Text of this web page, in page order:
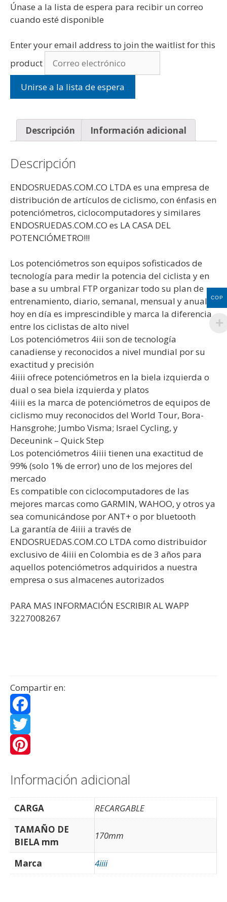
Únase a la lista de espera para recibir un correo
cuando esté disponible
Enter your email address to join the waitlist for this
product
Unirse a la lista de espera
Descripción Información adicional
Descripción
ENDOSRUEDAS.COM.CO LTDA es una empresa de
distribución de artículos de ciclismo, con énfasis en
potenciómetros, ciclocomputadores y similares
ENDOSRUEDAS.COM.CO es LA CASA DEL
POTENCIÓMETRO!!!
Los potenciómetros son equipos sofisticados de
tecnología para medir la potencia del ciclista y en
base a su umbral FTP organizar todo su plan de
entrenamiento, diario, semanal, mensual y anual,
hoy en día es imprescindible y marca la diferencia
entre los ciclistas de alto nivel
Los potenciómetros 4iii son de tecnología
canadiense y reconocidos a nivel mundial por su
exactitud y precisión
4iiii ofrece potenciómetros en la biela izquierda o
dual o sea biela izquierda y platos
4iiii es la marca de potenciómetros de equipos de
ciclismo muy reconocidos del World Tour, Bora-
Hansgrohe; Jumbo Visma; Israel Cycling, y
Deceunink – Quick Step
Los potenciómetros 4iiii tienen una exactitud de
99% (solo 1% de error) uno de los mejores del
mercado
Es compatible con ciclocomputadores de las
mejores marcas como GARMIN, WAHOO, y otros ya
sea comunicándose por ANT+ o por bluetooth
La garantía de 4iiii a través de
ENDOSRUEDAS.COM.CO LTDA como distribuidor
exclusivo de 4iiii en Colombia es de 3 años para
aquellos potenciómetros adquiridos a nuestra
empresa o sus almacenes autorizados
PARA MAS INFORMACIÓN ESCRIBIR AL WAPP
3227008267
Compartir en:
F
a
e
b
o
T
ii
n
Información adicional
CARGA
RECARGABLE
TAMAÑO DE
BIELA mm
170mm
Marca 4iiii
COP